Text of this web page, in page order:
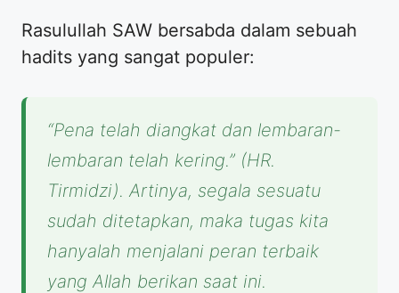
Rasulullah SAW bersabda dalam sebuah
hadits yang sangat populer:
“Pena telah diangkat dan lembaran-
lembaran telah kering.” (HR.
Tirmidzi). Artinya, segala sesuatu
sudah ditetapkan, maka tugas kita
hanyalah menjalani peran terbaik
yang Allah berikan saat ini.